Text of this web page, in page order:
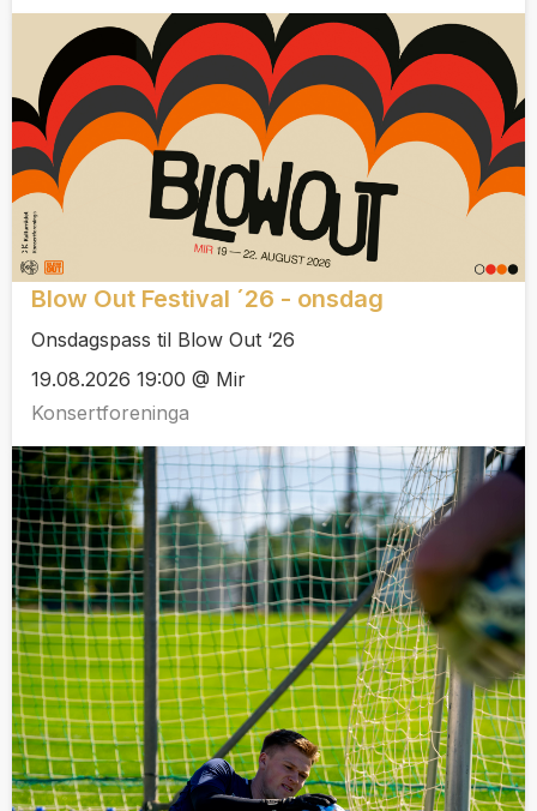
Blow Out Festival ´26 - onsdag
Onsdagspass til Blow Out ‘26
19.08.2026 19:00 @ Mir
Konsertforeninga